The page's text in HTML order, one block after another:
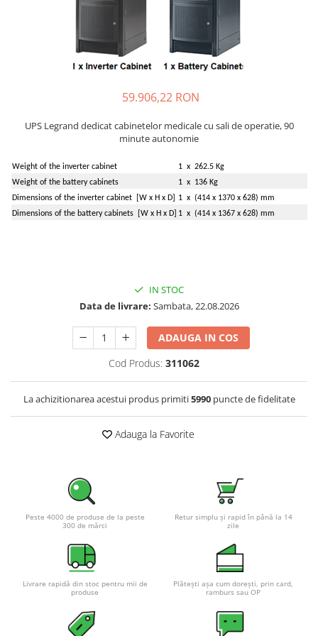
Incarcatoare acumulatori
Panouri fotovoltaice si accesorii
Panouri fotovoltaice
Sisteme prindere panouri
Invertoare
Invertoare On-grid
Invertoare Off-grid
Controlere solare
Sisteme de stocare energie
Pachete complete stocare energie
Sisteme de Stocare Comerciale
Sisteme fotovoltaice de putere
mica (rulota/caravan/case de
Sisteme fotovoltaice profesionale
Statii de incarcare
Cabluri de incarcare vehicule
Prize de incarcare vehicule
electrice
Turbine eoliene pentru casă
59.906,22 RON
UPS Legrand dedicat cabinetelor medicale cu sali de operatie, 90
minute autonomie
Weight of the inverter cabinet
1 x 262.5 Kg
Weight of the battery cabinets
1 x 136 Kg
Dimensions of the inverter cabinet [W x H x D]
1 x (414 x 1370 x 628) mm
Dimensions of the battery cabinets [W x H x D] 1 x (414 x 1367 x 628) mm
IN STOC
Data de livrare: Sambata, 22.08.2026
ADAUGA IN COS
Cod Produs: 311062
La achizitionarea acestui produs primiti5990puncte de fidelitate
Adauga la Favorite
Peste 4000 de produse de la peste
300 de mărci
Retur simplu și rapid în până la 14
zile
Livrare rapidă din stoc pentru mii de
produse
Plătești așa cum dorești, prin card,
ramburs sau OP